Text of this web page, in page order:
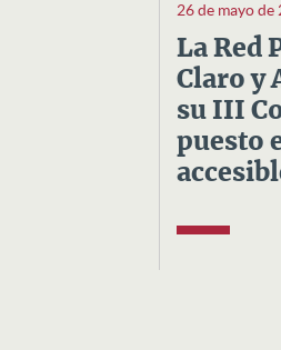
26 de mayo de
La Red
Claro y
su III
puesto